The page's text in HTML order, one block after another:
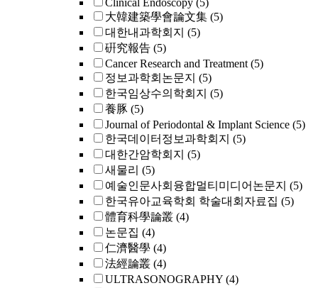
Clinical Endoscopy (5)
大韓建築學會論文集 (5)
대한내과학회지 (5)
硏究報告 (5)
Cancer Research and Treatment (5)
정보과학회논문지 (5)
한국임상수의학회지 (5)
養豚 (5)
Journal of Periodontal & Implant Science (5)
한국데이터정보과학회지 (5)
대한간암학회지 (5)
새물리 (5)
예술인문사회융합멀티미디어논문지 (5)
한국유아교육학회 학술대회자료집 (5)
體育科學論叢 (4)
논문집 (4)
仁濟醫學 (4)
法經論叢 (4)
ULTRASONOGRAPHY (4)